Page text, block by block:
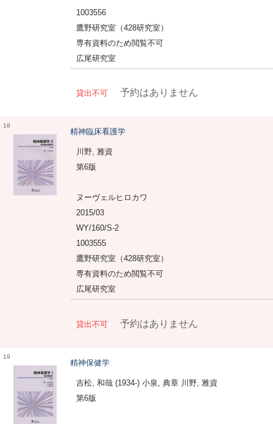
1003556
鷹野研究室（428研究室）
専有資料のため閲覧不可
広尾研究室
貸出不可 予約はありません
18
精神臨床看護学
川野, 雅資
第6版
ヌーヴェルヒロカワ
2015/03
WY/160/S-2
1003555
鷹野研究室（428研究室）
専有資料のため閲覧不可
広尾研究室
貸出不可 予約はありません
19
精神保健学
吉松, 和哉 (1934-) 小泉, 典章 川野, 雅資
第6版